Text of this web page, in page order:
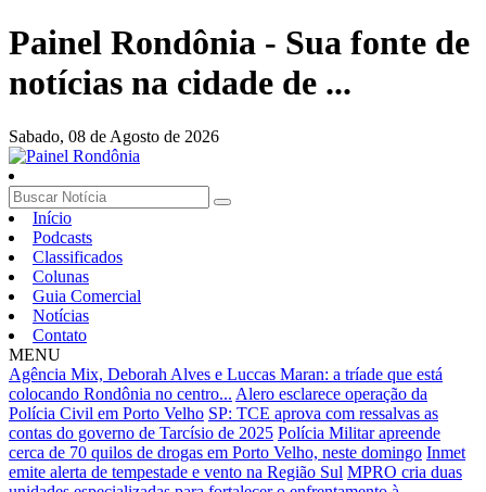
Painel Rondônia - Sua fonte de
notícias na cidade de ...
Sabado, 08 de Agosto de 2026
Início
Podcasts
Classificados
Colunas
Guia Comercial
Notícias
Contato
MENU
Agência Mix, Deborah Alves e Luccas Maran: a tríade que está
colocando Rondônia no centro... Alero esclarece operação da
Polícia Civil em Porto Velho SP: TCE aprova com ressalvas as
contas do governo de Tarcísio de 2025 Polícia Militar apreende
cerca de 70 quilos de drogas em Porto Velho, neste domingo Inmet
emite alerta de tempestade e vento na Região Sul MPRO cria duas